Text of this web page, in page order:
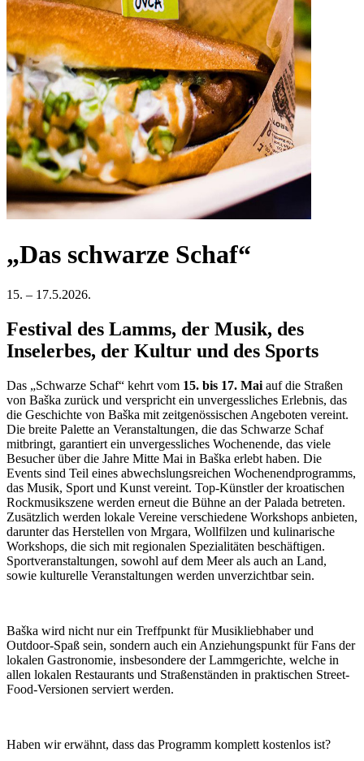
„Das schwarze Schaf“
15. – 17.5.2026.
Festival des Lamms, der Musik, des
Inselerbes, der Kultur und des Sports
Das „Schwarze Schaf“ kehrt vom 15. bis 17. Mai auf die Straßen
von Baška zurück und verspricht ein unvergessliches Erlebnis, das
die Geschichte von Baška mit zeitgenössischen Angeboten vereint.
Die breite Palette an Veranstaltungen, die das Schwarze Schaf
mitbringt, garantiert ein unvergessliches Wochenende, das viele
Besucher über die Jahre Mitte Mai in Baška erlebt haben. Die
Events sind Teil eines abwechslungsreichen Wochenendprogramms,
das Musik, Sport und Kunst vereint. Top-Künstler der kroatischen
Rockmusikszene werden erneut die Bühne an der Palada betreten.
Zusätzlich werden lokale Vereine verschiedene Workshops anbieten,
darunter das Herstellen von Mrgara, Wollfilzen und kulinarische
Workshops, die sich mit regionalen Spezialitäten beschäftigen.
Sportveranstaltungen, sowohl auf dem Meer als auch an Land,
sowie kulturelle Veranstaltungen werden unverzichtbar sein.
Baška wird nicht nur ein Treffpunkt für Musikliebhaber und
Outdoor-Spaß sein, sondern auch ein Anziehungspunkt für Fans der
lokalen Gastronomie, insbesondere der Lammgerichte, welche in
allen lokalen Restaurants und Straßenständen in praktischen Street-
Food-Versionen serviert werden.
Haben wir erwähnt, dass das Programm komplett kostenlos ist?